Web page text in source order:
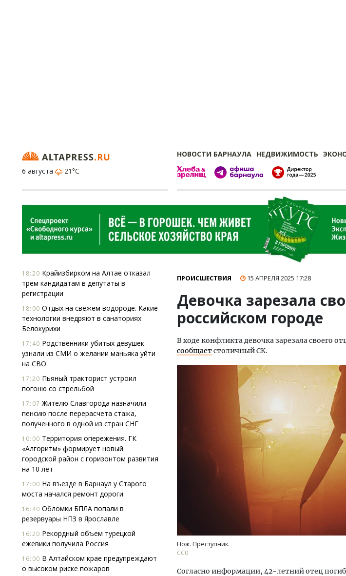
НОВОСТИ БАРНАУЛА НЕДВИЖИМОСТЬ
6 августа
21°C
18:20 Крайизбирком на Алтае отказал
трем кандидатам в депутаты в
регистрации
18:00 Отдых на свежем водороде. Какие
технологии внедряют в санаториях
Белокурихи
17:40 Родственники убитых девушек
узнали из СМИ о желании маньяка уйти
на СВО
17:20 Пьяный тракторист устроил
погоню со стрельбой
17:07 Жителю Славгорода назначили
пенсию после перерасчета стажа,
полученного в одной из стран СНГ
10:00 Территория опережения. ГК
«Алгоритм» формирует новый
городской район с горизонтом развития
на 10 лет
17:00 На въезде в Барнаул у Старого
моста начался ремонт дороги
16:40 Обломки БПЛА попали в
резервуары НПЗ в Ярославле
16:20 Рекордный объем турецкой
ежевики получила Россия
16:00 В Алтайском крае предупреждают
о высоком риске пожаров
ПРОИСШЕСТВИЯ 15 АПРЕЛЯ 2025 17:28
Девочка зарезала
российском городе
В ходе конфликта девочка зарезала своего
сообщаетстоличный СК.
Нож. Преступник.
CC0
Согласно информации, 42-летний отец
Двухуровневые номера и вид на горы.
Каким будет новый апарт-отель
«Белкур» в Белокурихе
ДОМА И КВАРТИРЫ
Смелость архитектурных идей.
Генеральный директор компании
трендах в фасадах и развитии рынка